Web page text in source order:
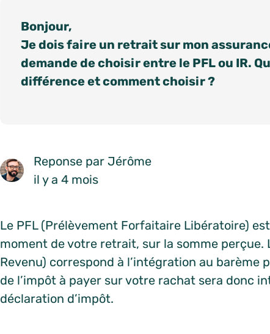
Bonjour,
Je dois faire un retrait sur mon
demande de choisir entre le PFL ou IR.
différence et comment choisir ?
Reponse par Jérôme
il y a 4 mois
Le PFL (Prélèvement Forfaitaire Libératoire)
moment de votre retrait, sur la somme perçue.
Revenu) correspond à l’intégration au barème
de l’impôt à payer sur votre rachat sera donc
déclaration d’impôt.